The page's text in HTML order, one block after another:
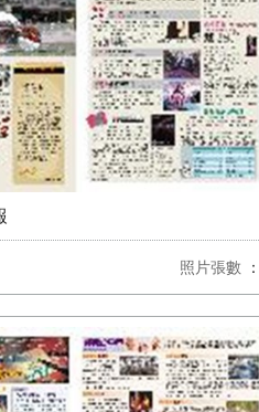
照片張數